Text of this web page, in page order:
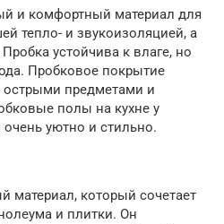
и комфортный материал для
тепло- и звукоизоляцией, а
устойчива к влаге, но
Пробковое покрытие
предметами и
полы на кухне у
уютно и стильно.
материал, который сочетает
и плитки. Он